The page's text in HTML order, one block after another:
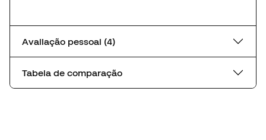
Avaliação pessoal (4)
Tabela de comparação